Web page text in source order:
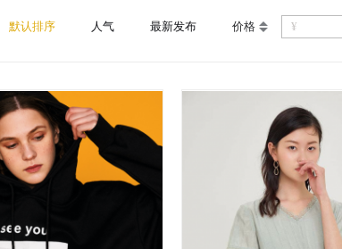
默认排序 人气 最新发布 价格